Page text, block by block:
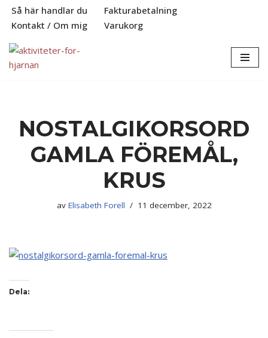
Hoppa
till
innehåll
Så här handlar du
Fakturabetalning
Kontakt / Om mig
Varukorg
NOSTALGIKORSORD
GAMLA FÖREMÅL,
KRUS
av Elisabeth Forell 11 december, 2022
Dela: